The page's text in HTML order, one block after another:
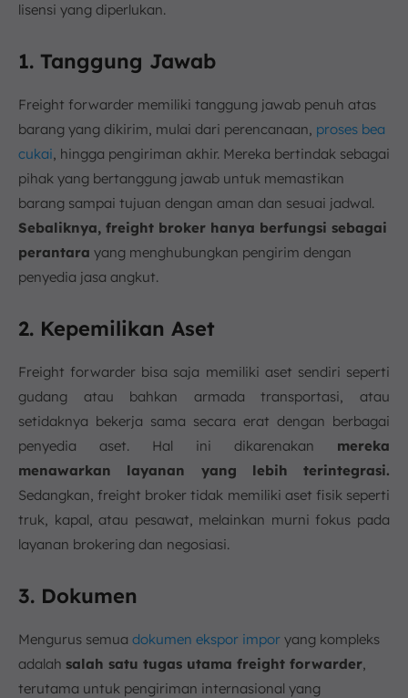
lisensi yang diperlukan.
1. Tanggung Jawab
Freight forwarder memiliki tanggung jawab penuh atas
barang yang dikirim, mulai dari perencanaan, proses bea
cukai, hingga pengiriman akhir. Mereka bertindak sebagai
pihak yang bertanggung jawab untuk memastikan
barang sampai tujuan dengan aman dan sesuai jadwal.
Sebaliknya, freight broker hanya berfungsi sebagai
perantara yang menghubungkan pengirim dengan
penyedia jasa angkut.
2. Kepemilikan Aset
Freight forwarder bisa saja memiliki aset sendiri seperti
gudang atau bahkan armada transportasi, atau
setidaknya bekerja sama secara erat dengan berbagai
penyedia aset. Hal ini dikarenakan mereka
menawarkan layanan yang lebih terintegrasi.
Sedangkan, freight broker tidak memiliki aset fisik seperti
truk, kapal, atau pesawat, melainkan murni fokus pada
layanan brokering dan negosiasi.
3. Dokumen
Mengurus semua dokumen ekspor impor yang kompleks
adalah salah satu tugas utama freight forwarder,
terutama untuk pengiriman internasional yang